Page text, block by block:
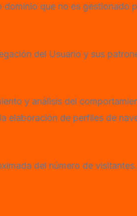
que no es gestionado
del Usuario y sus
y análisis del
elaboración de perfiles de
del número de visitantes.